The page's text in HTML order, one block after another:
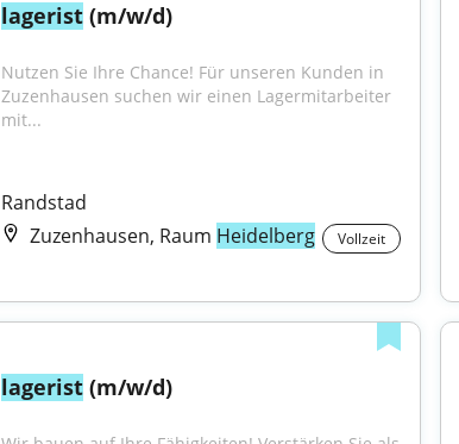
lagerist (m/w/d)
Nutzen Sie Ihre Chance! Für unseren Kunden in
Zuzenhausen suchen wir einen Lagermitarbeiter
mit...
Randstad
Zuzenhausen, Raum Heidelberg Vollzeit
lagerist (m/w/d)